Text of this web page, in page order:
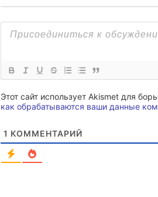
Этот сайт использует Akismet для
как обрабатываются ваши данные
1 КОММЕНТАРИЙ